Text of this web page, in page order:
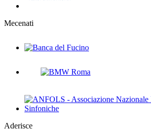
Mecenati
Aderisce